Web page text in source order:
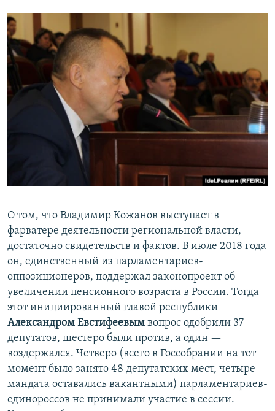
О том, что Владимир Кожанов выступает в
фарватере деятельности региональной власти,
достаточно свидетельств и фактов. В июле 2018 года
он, единственный из парламентариев-
оппозиционеров, поддержал законопроект об
увеличении пенсионного возраста в России. Тогда
этот инициированный главой республики
Александром Евстифеевым вопрос одобрили 37
депутатов, шестеро были против, а один —
воздержался. Четверо (всего в Госсобрании на тот
момент было занято 48 депутатских мест, четыре
мандата оставались вакантными) парламентариев-
единороссов не принимали участие в сессии.